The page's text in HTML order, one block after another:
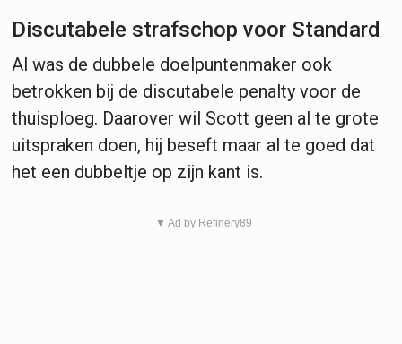
Discutabele strafschop voor Standard
Al was de dubbele doelpuntenmaker ook
betrokken bij de discutabele penalty voor de
thuisploeg. Daarover wil Scott geen al te grote
uitspraken doen, hij beseft maar al te goed dat
het een dubbeltje op zijn kant is.
▼ Ad by Refinery89